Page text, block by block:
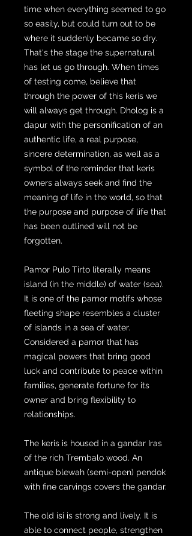
time when everything seemed to go
so easily, but could turn out to be
where it suddenly became so dry.
That's the stage the supernatural
has let us go through. When times
of testing come, believe that
through the power of this keris we
will always get through. Dholog is a
dapur with the personification of an
authentic life, a real purpose,
sincere determination, as well as a
symbol of the reminder that keris
owners always seek and find the
meaning of life in the world, so that
the purpose and purpose of life that
has been outlined will not be
forgotten.
Pamor Pulo Tirto literally means
island (in the middle) of water (sea).
It is one of the pamor motifs whose
fleeting shape resembles a cluster
of islands in a sea of ​​water.
Considered a pamor that has
magical powers that bring good
luck and contribute to peace within
families, generate fortune for its
owner and bring flexibility to
relationships.
The keris is housed in a gandar Iras
of the rich Trembalo wood. An
antique blewah (semi-open) pendok
with fine carvings covers the gandar.
The old isi is strong and lively. It is
able to connect people, strengthen